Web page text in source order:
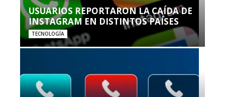
USUARIOS REPORTARON LA CAÍDA DE
INSTAGRAM EN DISTINTOS PAÍSES
TECNOLOGÍA